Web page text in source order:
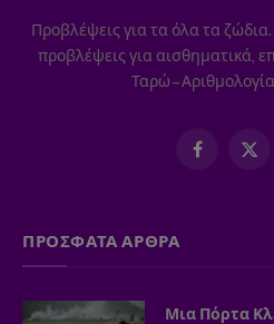
Προβλέψεις για τα όλα τα
προβλέψεις για αισθηματικά,
Ταρώ –
Facebook
X
ΠΡΟΣΦΑΤΑ ΑΡΘΡΑ
Μια Πόρτα